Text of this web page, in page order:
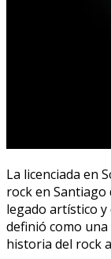
La licenciada en
rock en Santiago
legado artístico y
definió como
historia del rock